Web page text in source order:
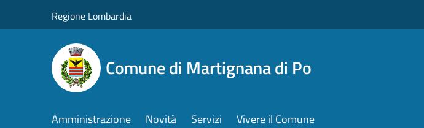
Regione Lombardia
Comune di Martignana di Po
Amministrazione Novità Servizi Vivere il Comune